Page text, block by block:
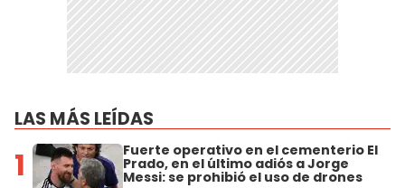
LAS MÁS LEÍDAS
1 Fuerte operativo en el cementerio El
Prado, en el último adiós a Jorge
Messi: se prohibió el uso de drones